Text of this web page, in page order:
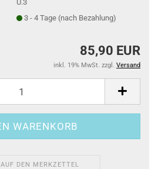
U.3
3 - 4 Tage (nach Bezahlung)
85,90 EUR
inkl. 19% MwSt. zzgl. Versand
AUF DEN MERKZETTEL